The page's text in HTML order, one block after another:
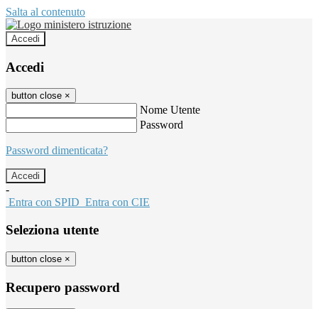
Salta al contenuto
Accedi
Accedi
button close ×
Nome Utente
Password
Password dimenticata?
-
Entra con SPID Entra con CIE
Seleziona utente
button close ×
Recupero password